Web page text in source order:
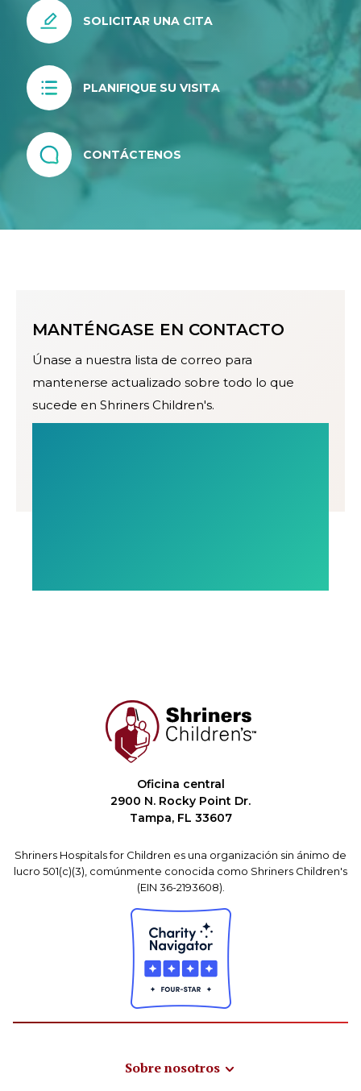
SOLICITAR UNA CITA
PLANIFIQUE SU VISITA
CONTÁCTENOS
MANTÉNGASE EN CONTACTO
Únase a nuestra lista de correo para
mantenerse actualizado sobre todo lo que
sucede en Shriners Children's.
Oficina central
2900 N. Rocky Point Dr.
Tampa, FL 33607
Shriners Hospitals for Children es una organización sin ánimo de
lucro 501(c)(3), comúnmente conocida como Shriners Children's
(EIN 36-2193608).
Sobre nosotros